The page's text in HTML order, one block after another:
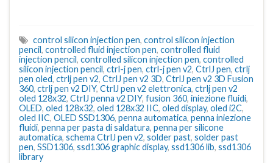
control silicon injection pen, control silicon injection
pencil, controlled fluid injection pen, controlled fluid
injection pencil, controlled silicon injection pen, controlled
silicon injection pencil, ctrl-j pen, ctrl-j pen v2, CtrlJ pen, ctrlj
pen oled, ctrlj pen v2, CtrlJ pen v2 3D, CtrlJ pen v2 3D Fusion
360, ctrlj pen v2 DIY, CtrlJ pen v2 elettronica, ctrlj pen v2
oled 128x32, CtrlJ penna v2 DIY, fusion 360, iniezione fluidi,
OLED, oled 128x32, oled 128x32 IIC, oled display, oled i2C,
oled IIC, OLED SSD1306, penna automatica, penna iniezione
fluidi, penna per pasta di saldatura, penna per silicone
automatica, schema CtrlJ pen v2, solder past, solder past
pen, SSD1306, ssd1306 graphic display, ssd1306 lib, ssd1306
library